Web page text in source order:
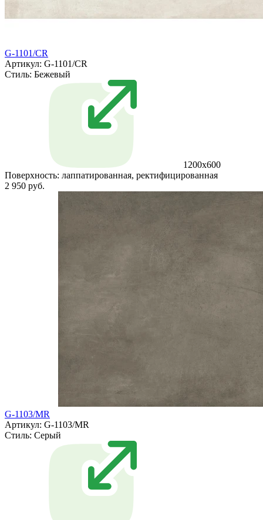
G-1101/CR
Артикул: G-1101/CR
Стиль: Бежевый
1200x600
Поверхность: лаппатированная, ректифицированная
2 950 руб.
G-1103/MR
Артикул: G-1103/MR
Стиль: Серый